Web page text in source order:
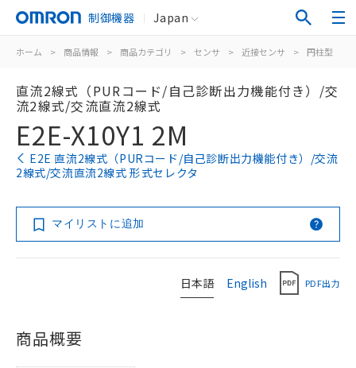
制御機器 Japan
ホーム > 商品情報 > 商品カテゴリ > センサ > 近接センサ > 円柱型
直流2線式（PURコード/自己診断出力機能付き）/交
流2線式/交流直流2線式
E2E-X10Y1 2M
E2E 直流2線式（PURコード/自己診断出力機能付き）/交流
2線式/交流直流2線式 形式セレクタ
マイリストに追加
日本語 English PDF出力
商品概要